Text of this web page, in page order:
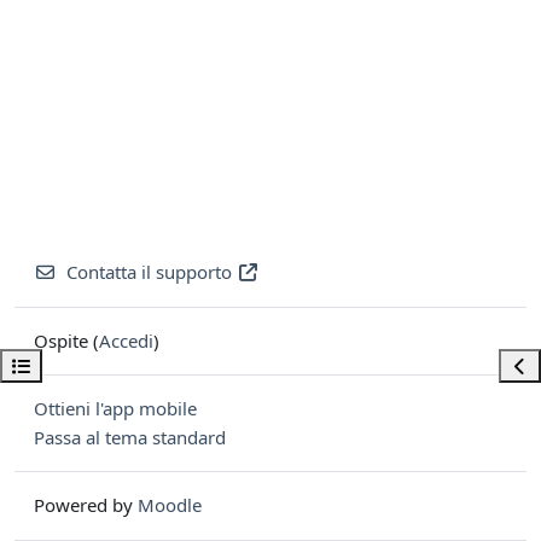
Apri indice del corso
Contatta il supporto
Ospite (Accedi)
Ottieni l'app mobile
Passa al tema standard
Powered by Moodle